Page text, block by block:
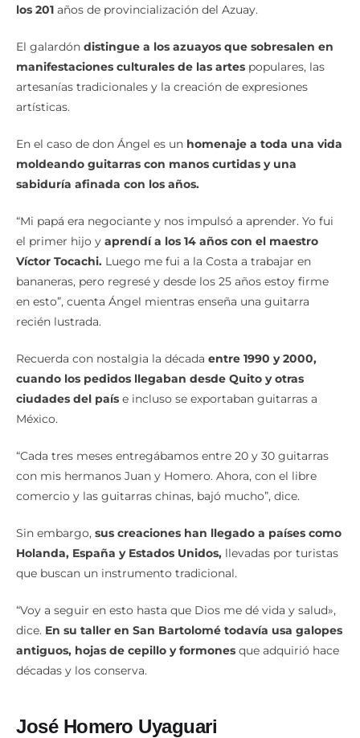
los 201 años de provincialización del Azuay.
El galardón distingue a los azuayos que sobresalen en
manifestaciones culturales de las artes populares, las
artesanías tradicionales y la creación de expresiones
artísticas.
En el caso de don Ángel es un homenaje a toda una vida
moldeando guitarras con manos curtidas y una
sabiduría afinada con los años.
“Mi papá era negociante y nos impulsó a aprender. Yo fui
el primer hijo y aprendí a los 14 años con el maestro
Víctor Tocachi. Luego me fui a la Costa a trabajar en
bananeras, pero regresé y desde los 25 años estoy firme
en esto”, cuenta Ángel mientras enseña una guitarra
recién lustrada.
Recuerda con nostalgia la década entre 1990 y 2000,
cuando los pedidos llegaban desde Quito y otras
ciudades del país e incluso se exportaban guitarras a
México.
“Cada tres meses entregábamos entre 20 y 30 guitarras
con mis hermanos Juan y Homero. Ahora, con el libre
comercio y las guitarras chinas, bajó mucho”, dice.
Sin embargo, sus creaciones han llegado a países como
Holanda, España y Estados Unidos, llevadas por turistas
que buscan un instrumento tradicional.
“Voy a seguir en esto hasta que Dios me dé vida y salud»,
dice. En su taller en San Bartolomé todavía usa galopes
antiguos, hojas de cepillo y formones que adquirió hace
décadas y los conserva.
José Homero Uyaguari